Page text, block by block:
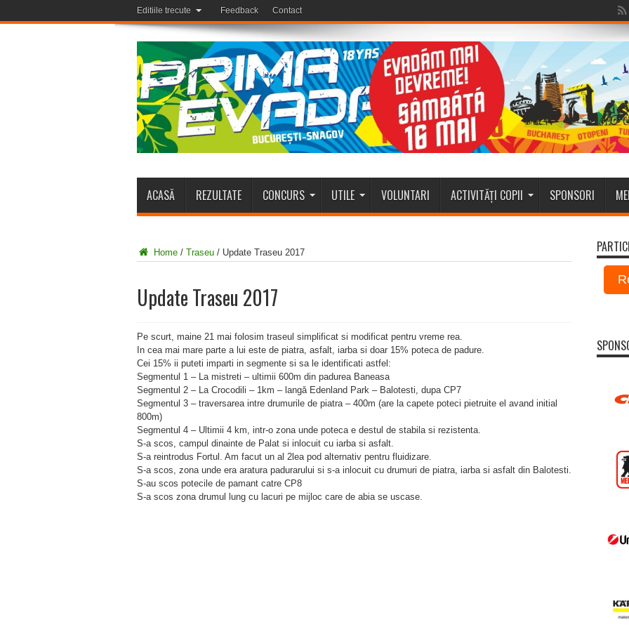
Editiile trecute Feedback Contact
ACASĂ REZULTATE CONCURS UTILE VOLUNTARI ACTIVITĂȚI COPII SPONSORI
Home / Traseu / Update Traseu 2017
Update Traseu 2017
Pe scurt, maine 21 mai folosim traseul simplificat si modificat pentru vreme rea.
In cea mai mare parte a lui este de piatra, asfalt, iarba si doar 15% poteca de padure.
Cei 15% ii puteti imparti in segmente si sa le identificati astfel:
Segmentul 1 – La mistreti – ultimii 600m din padurea Baneasa
Segmentul 2 – La Crocodili – 1km – langă Edenland Park – Balotesti, dupa CP7
Segmentul 3 – traversarea intre drumurile de piatra – 400m (are la capete poteci pietruite el avand initial
800m)
Segmentul 4 – Ultimii 4 km, intr-o zona unde poteca e destul de stabila si rezistenta.
S-a scos, campul dinainte de Palat si inlocuit cu iarba si asfalt.
S-a reintrodus Fortul. Am facut un al 2lea pod alternativ pentru fluidizare.
S-a scos, zona unde era aratura padurarului si s-a inlocuit cu drumuri de piatra, iarba si asfalt din Balotesti.
S-au scos potecile de pamant catre CP8
S-a scos zona drumul lung cu lacuri pe mijloc care de abia se uscase.